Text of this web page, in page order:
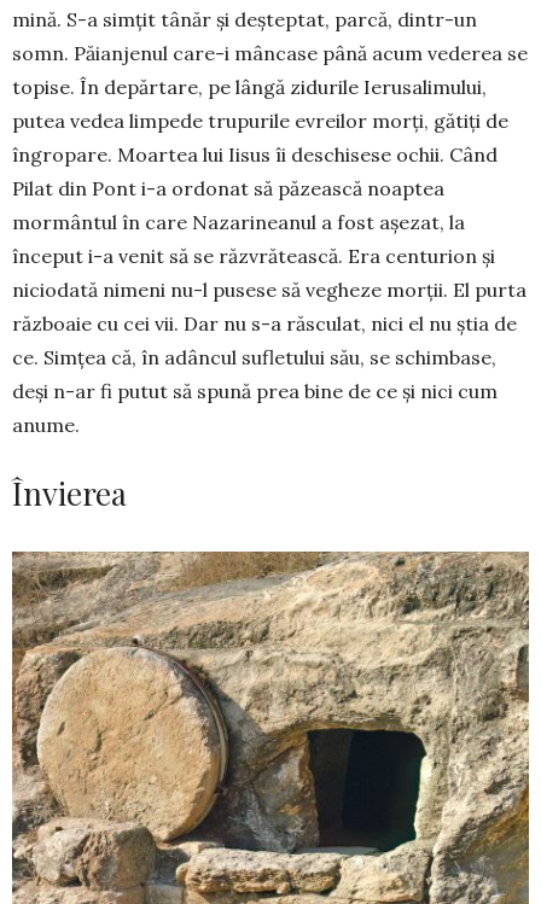
mină. S-a simțit tânăr și deșteptat, parcă, din­tr-un
somn. Păianjenul care-i mâncase până acum vederea se
topise. În depărtare, pe lângă zidurile Ierusalimului,
putea vedea limpede trupurile evreilor morți, gătiți de
îngro­pare. Moartea lui Iisus îi des­chisese ochii. Când
Pilat din Pont i-a ordonat să păzească noaptea
mormântul în care Nazarineanul a fost așe­zat, la
început i-a venit să se răzvrătească. Era cen­turion și
niciodată nimeni nu-l pusese să ve­gheze morții. El purta
războaie cu cei vii. Dar nu s-a răs­culat, nici el nu știa de
ce. Simțea că, în adân­cul sufletului său, se schimbase,
deși n-ar fi putut să spună prea bine de ce și nici cum
anume.
Învierea